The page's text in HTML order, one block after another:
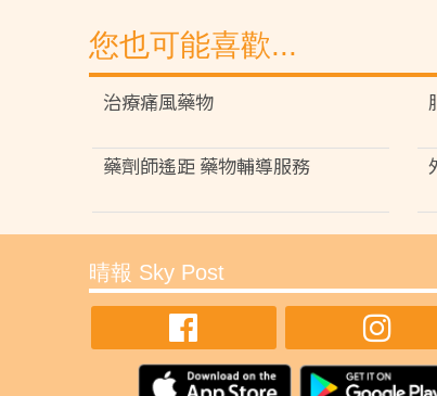
您也可能喜歡...
治療痛風藥物
藥劑師遙距 藥物輔導服務
晴報 Sky Post